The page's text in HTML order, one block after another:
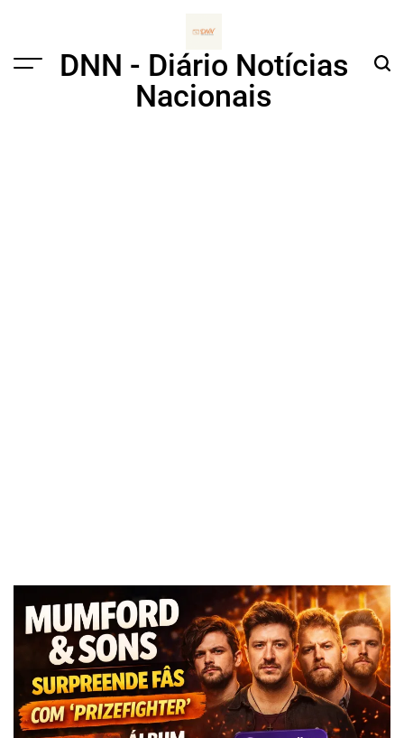
Menu
DNN - Diário Notícias
Nacionais